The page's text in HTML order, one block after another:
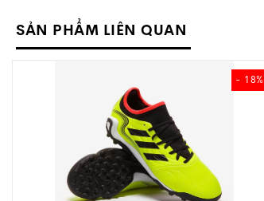
SẢN PHẨM LIÊN QUAN
- 18%